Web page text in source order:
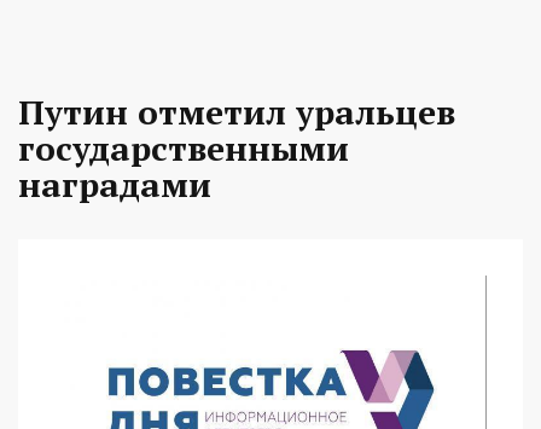
Путин отметил уральцев
государственными
наградами